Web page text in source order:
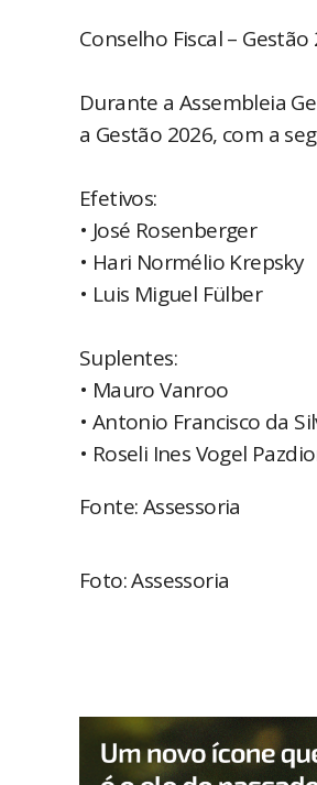
Conselho Fiscal – Gestão
Durante a Assembleia
a Gestão 2026, com a
Efetivos:
• José Rosenberger
• Hari Normélio Krepsky
• Luis Miguel Fülber
Suplentes:
• Mauro Vanroo
• Antonio Francisco da
• Roseli Ines Vogel
Fonte: Assessoria
Foto: Assessoria